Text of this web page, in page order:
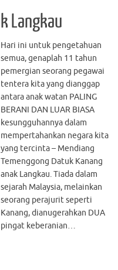
Langkau
Hari ini untuk pengetahuan
semua, genaplah 11 tahun
pemergian seorang pegawai
tentera kita yang dianggap
antara anak watan PALING
BERANI DAN LUAR BIASA
kesungguhannya dalam
mempertahankan negara kita
yang tercinta – Mendiang
Temenggong Datuk Kanang
anak Langkau. Tiada dalam
sejarah Malaysia, melainkan
seorang perajurit seperti
Kanang, dianugerahkan DUA
pingat keberanian…